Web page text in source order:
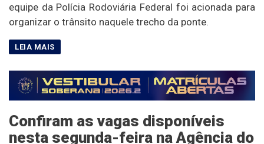
equipe da Polícia Rodoviária Federal foi acionada para
organizar o trânsito naquele trecho da ponte.
Confiram as vagas disponíveis
nesta segunda-feira na Agência do